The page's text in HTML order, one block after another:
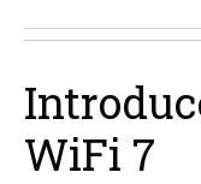
WiFi 7